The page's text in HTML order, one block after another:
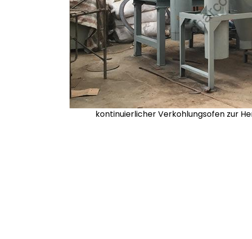
kontinuierlicher Verkohlungsofen zur